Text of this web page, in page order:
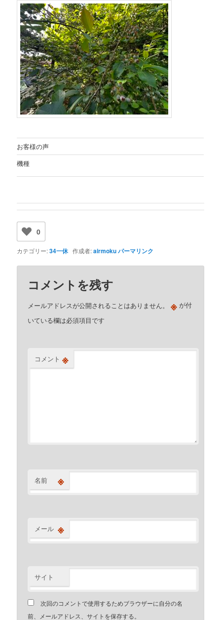
お客様の声
機種
0
カテゴリー:34一休 作成者:airmokuパーマリンク
コメントを残す
メールアドレスが公開されることはありません。 ※ が付
いている欄は必須項目です
コメント ※
名前 ※
メール ※
サイト
次回のコメントで使用するためブラウザーに自分の名
前、メールアドレス、サイトを保存する。